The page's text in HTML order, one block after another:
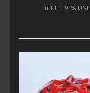
inkl. 19 % USt